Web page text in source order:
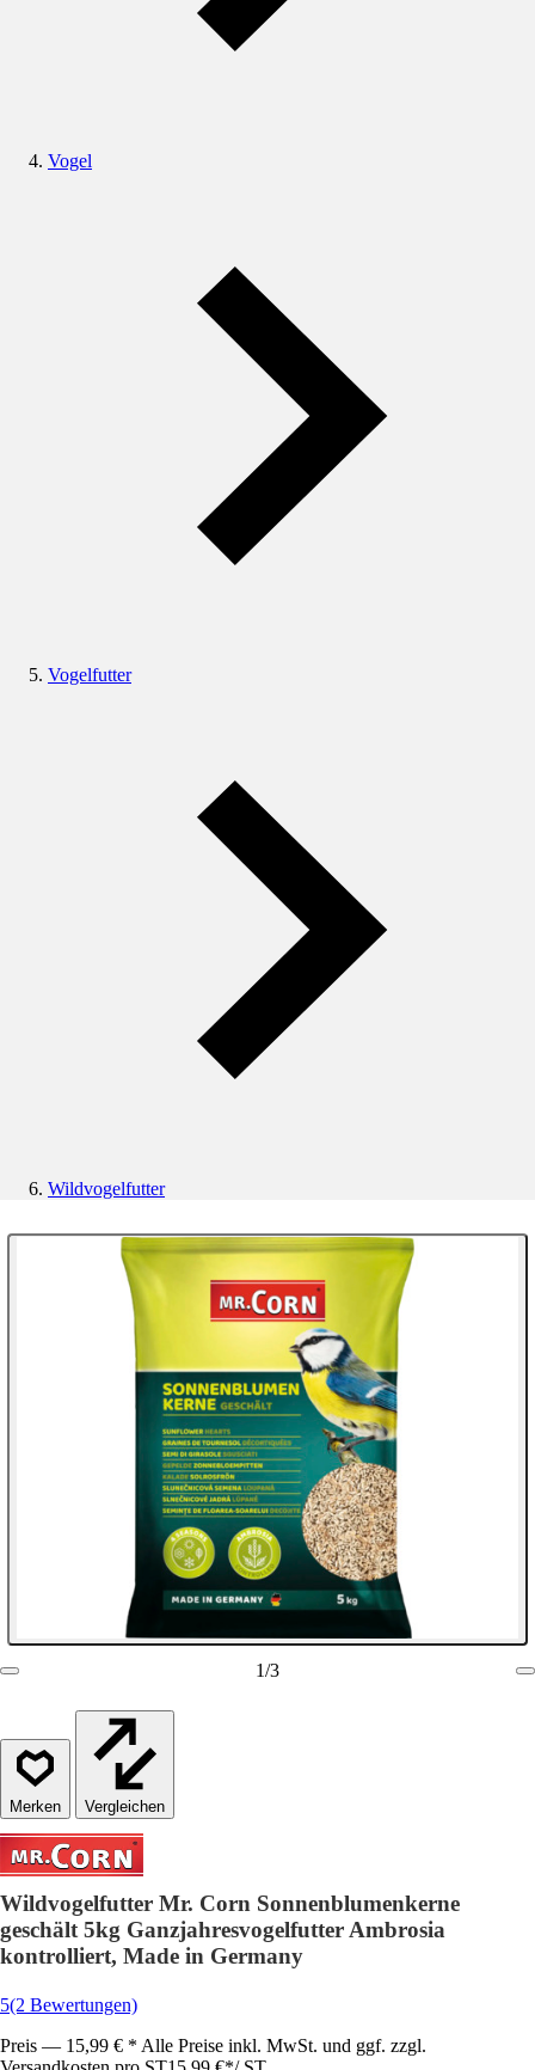
Vogel
Vogelfutter
Wildvogelfutter
1/3
Vergleichen
Wildvogelfutter Mr. Corn Sonnenblumenkerne
geschält 5kg Ganzjahresvogelfutter Ambrosia
kontrolliert, Made in Germany
5(2 Bewertungen)
Preis — 15,99 € * Alle Preise inkl. MwSt. und ggf. zzgl.